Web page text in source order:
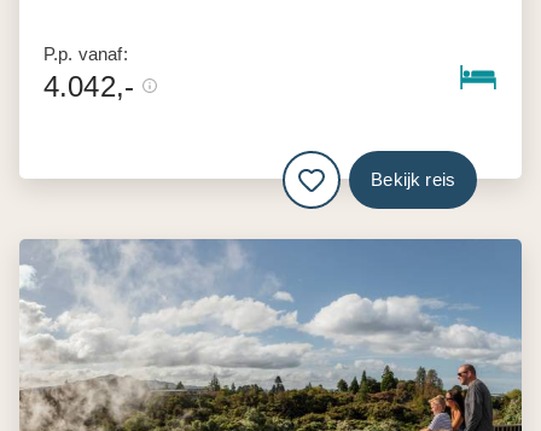
P.p. vanaf:
4.042,-
Bekijk reis